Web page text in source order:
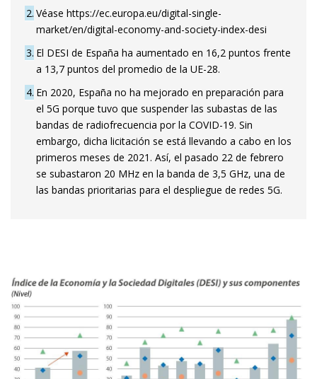
2 Véase https://ec.europa.eu/digital-single-
market/en/digital-economy-and-society-index-desi
3 El DESI de España ha aumentado en 16,2 puntos frente
a 13,7 puntos del promedio de la UE-28.
4 En 2020, España no ha mejorado en preparación para
el 5G porque tuvo que suspender las subastas de las
bandas de radiofrecuencia por la COVID-19. Sin
embargo, dicha licitación se está llevando a cabo en los
primeros meses de 2021. Así, el pasado 22 de febrero
se subastaron 20 MHz en la banda de 3,5 GHz, una de
las bandas prioritarias para el despliegue de redes 5G.